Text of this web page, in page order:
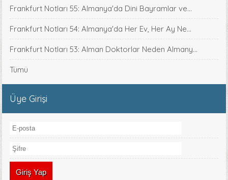
Frankfurt Notları 55: Almanya'da Dini Bayramlar ve...
Frankfurt Notları 54: Almanya'da Her Ev, Her Ay Ne...
Frankfurt Notları 53: Alman Doktorlar Neden Almany...
Tümü
Üye Girişi